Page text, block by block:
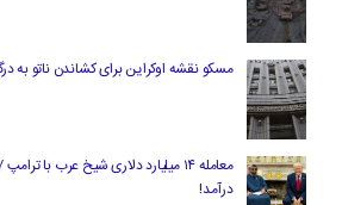
مسکو نقشه اوکراین برای کشاندن ناتو به
معامله ۱۴ میلیارد دلاری شیخ عرب
درآمد!